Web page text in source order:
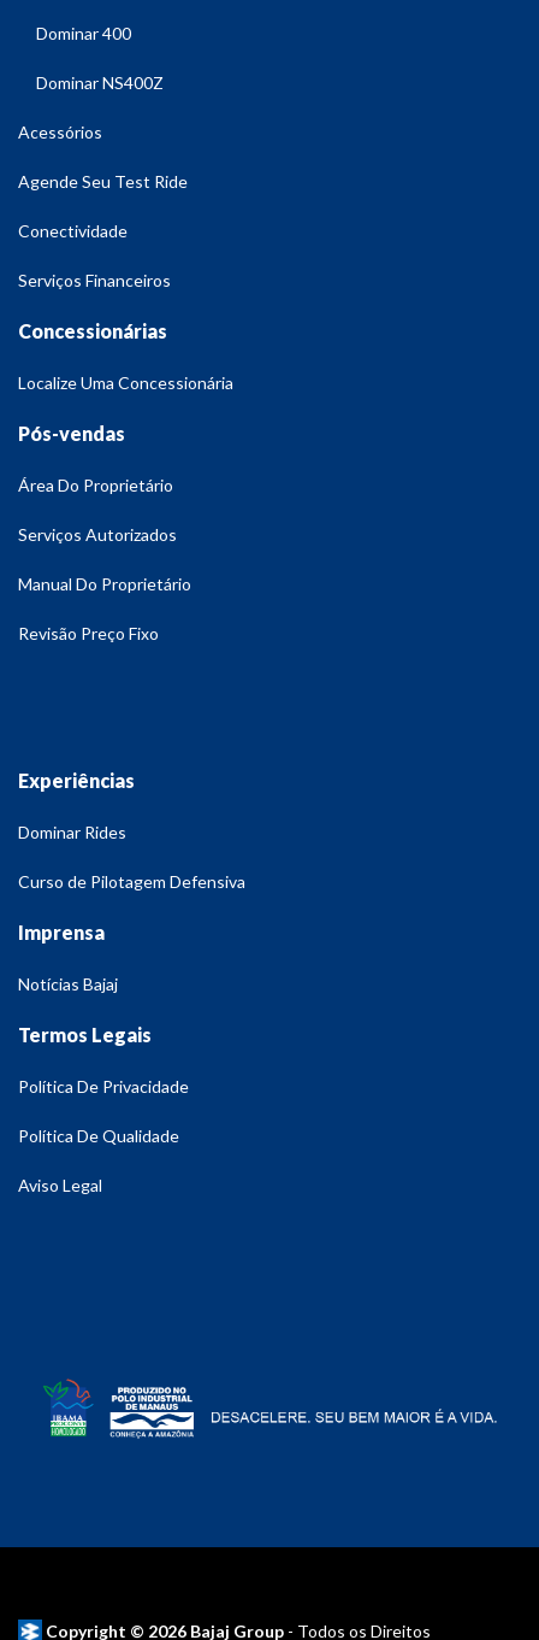
Dominar 400
Dominar NS400Z
Acessórios
Agende Seu Test Ride
Conectividade
Serviços Financeiros
Concessionárias
Localize Uma Concessionária
Pós-vendas
Área Do Proprietário
Serviços Autorizados
Manual Do Proprietário
Revisão Preço Fixo
Experiências
Dominar Rides
Curso de Pilotagem Defensiva
Imprensa
Notícias Bajaj
Termos Legais
Política De Privacidade
Política De Qualidade
Aviso Legal
Copyright © 2026 Bajaj Group - Todos os Direitos